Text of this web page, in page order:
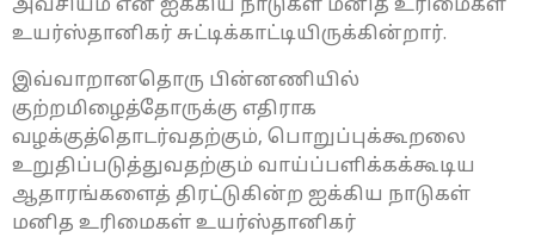
அவசியம் என ஐக்கிய நாடுகள் மனித உரிமைகள்
உயர்ஸ்தானிகர் சுட்டிக்காட்டியிருக்கின்றார்.
இவ்வாறானதொரு பின்னணியில்
குற்றமிழைத்தோருக்கு எதிராக
வழக்குத்தொடர்வதற்கும், பொறுப்புக்கூறலை
உறுதிப்படுத்துவதற்கும் வாய்ப்பளிக்கக்கூடிய
ஆதாரங்களைத் திரட்டுகின்ற ஐக்கிய நாடுகள்
மனித உரிமைகள் உயர்ஸ்தானிகர்